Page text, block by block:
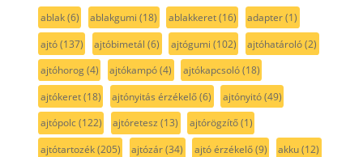
ablak(6) ablakgumi (18) ablakkeret(16) adapter(1)
ajtó(137) ajtóbimetál (6) ajtógumi (102) ajtóhatároló(2)
ajtóhorog(4) ajtókampó(4) ajtókapcsoló(18)
ajtókeret(18) ajtónyitás érzékelő(6) ajtónyitó(49)
ajtópolc(122) ajtóretesz (13) ajtórögzítő(1)
ajtótartozék(205) ajtózár(34) ajtó érzékelő(9) akku(12)